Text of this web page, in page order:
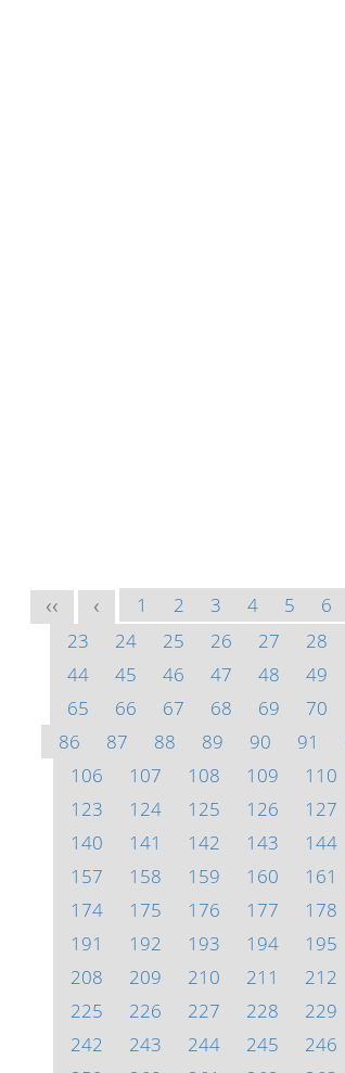
<< < 1 2 3 4 5 6
23
24 25 26 27 28
44
45 46 47 48 49
65
66 67 68 69 70
86
87 88 89 90 91
106
107 108 109 110
123
124 125 126 127
140
141 142 143 144
157
158 159 160 161
174
175 176 177 178
191
192 193 194 195
208
209 210 211 212
225
226 227 228 229
242
243 244 245 246